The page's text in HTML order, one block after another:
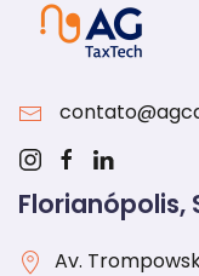
Florianópolis,
Av.